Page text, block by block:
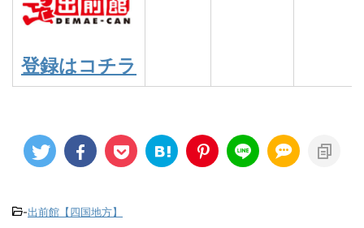
登録はコチラ
-出前館【四国地方】